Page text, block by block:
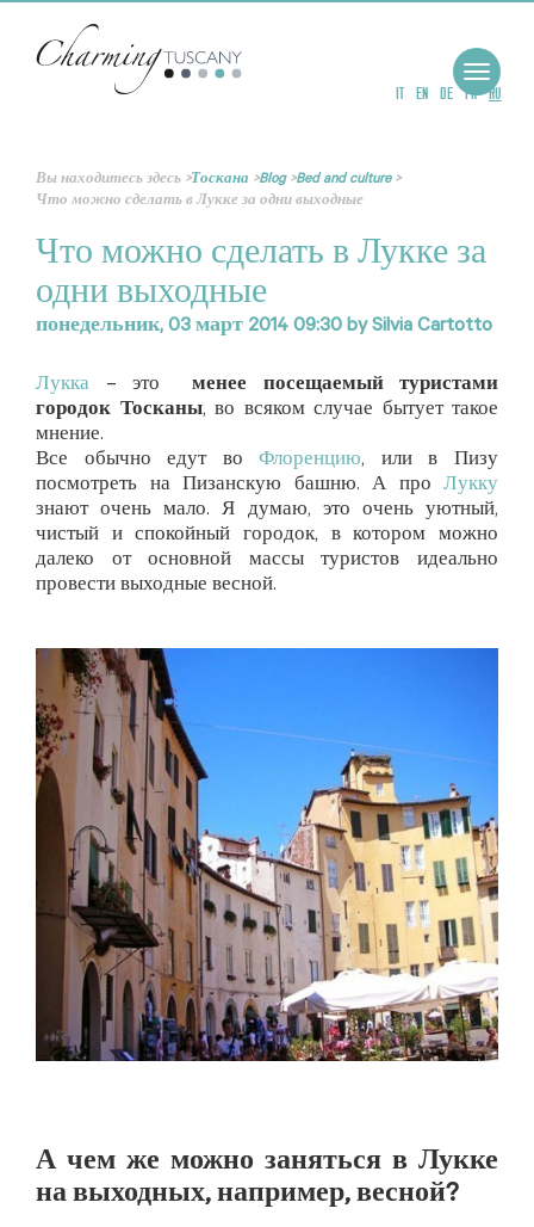
IT EN DE FR RU
Toggle
Вы находитесь здесь >Тоскана >Blog>Bed and culture>
Что можно сделать в Лукке за одни выходные
Что можно сделать в Лукке за
одни выходные
понедельник, 03 март 2014 09:30 bySilvia Cartotto
Лукка – это менее посещаемый туристами
городок Тосканы, во всяком случае бытует такое
мнение.
Все обычно едут воФлоренцию, или в Пизу
посмотреть на Пизанскую башню. А про Лукку
знают очень мало. Я думаю, это очень уютный,
чистый и спокойный городок, в котором можно
далеко от основной массы туристов идеально
провести выходные весной.
А чем же можно заняться в Лукке
на выходных, например, весной?